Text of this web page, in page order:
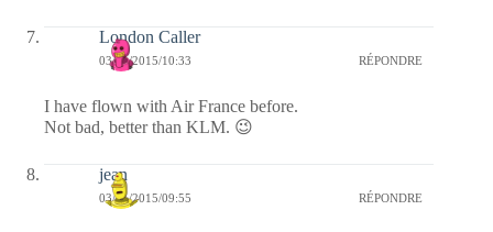
London Caller
03/11/2015/10:33 RÉPONDRE
I have flown with Air France before.
Not bad, better than KLM. 😉
jean
03/11/2015/09:55 RÉPONDRE